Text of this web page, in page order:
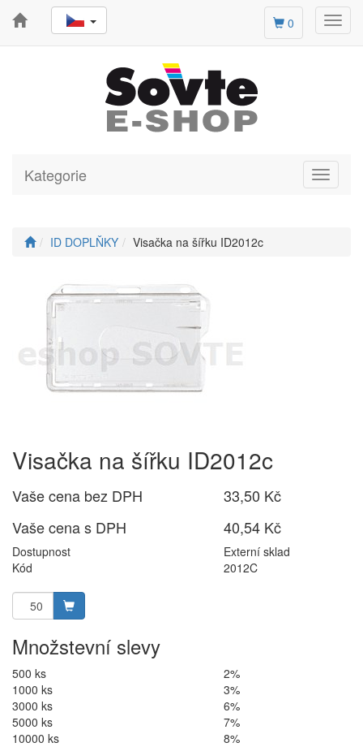
0
Toggle
Kategorie
ID DOPLŇKY Visačka na šířku ID2012c
Visačka na šířku ID2012c
Vaše cena bez DPH
33,50 Kč
Vaše cena s DPH
40,54 Kč
Dostupnost
Externí sklad
Kód
2012C
Množstevní slevy
500 ks
2%
1000 ks
3%
3000 ks
6%
5000 ks
7%
10000 ks
8%